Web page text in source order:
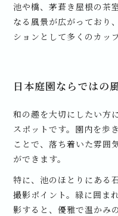
池や橋、茅葺き屋根の茶
なる風景が広がっており
ションとして多くのカッ
日本庭園ならではの
和の趣を大切にしたい方
スポットです。園内を歩
ことで、落ち着いた雰囲
ができます。
特に、池のほとりにある
撮影ポイント。緑に囲ま
影すると、優雅で温かみ